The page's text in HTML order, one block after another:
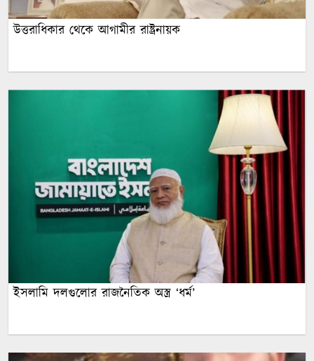
উত্তরাধিকার থেকে আগামীর রাষ্ট্রনায়ক
ইসলামি দলগুলোর রাজনৈতিক অস্ত্র ‘ধর্ম’